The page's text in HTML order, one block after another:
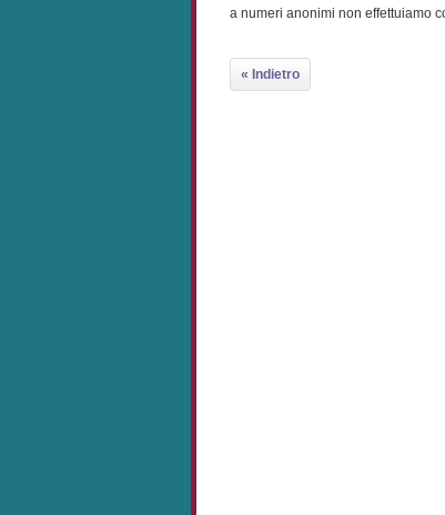
a numeri anonimi non effettuiamo
« Indietro